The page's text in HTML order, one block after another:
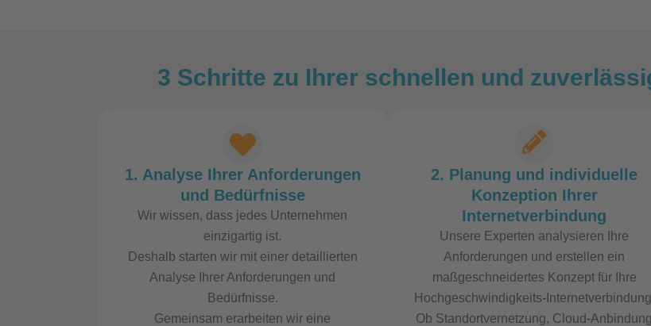
3 Schritte zu Ihrer schnellen und
1. Analyse Ihrer Anforderungen
und Bedürfnisse
Wir wissen, dass jedes Unternehmen
einzigartig ist.
Deshalb starten wir mit einer detaillierten
Analyse Ihrer Anforderungen und
Bedürfnisse.
Gemeinsam erarbeiten wir eine
2. Planung und individuelle
Konzeption Ihrer
Internetverbindung
Unsere Experten analysieren Ihre
Anforderungen und erstellen ein
maßgeschneidertes Konzept für Ihre
Hochgeschwindigkeits-
Ob Standortvernetzung, Cloud-Anbindung